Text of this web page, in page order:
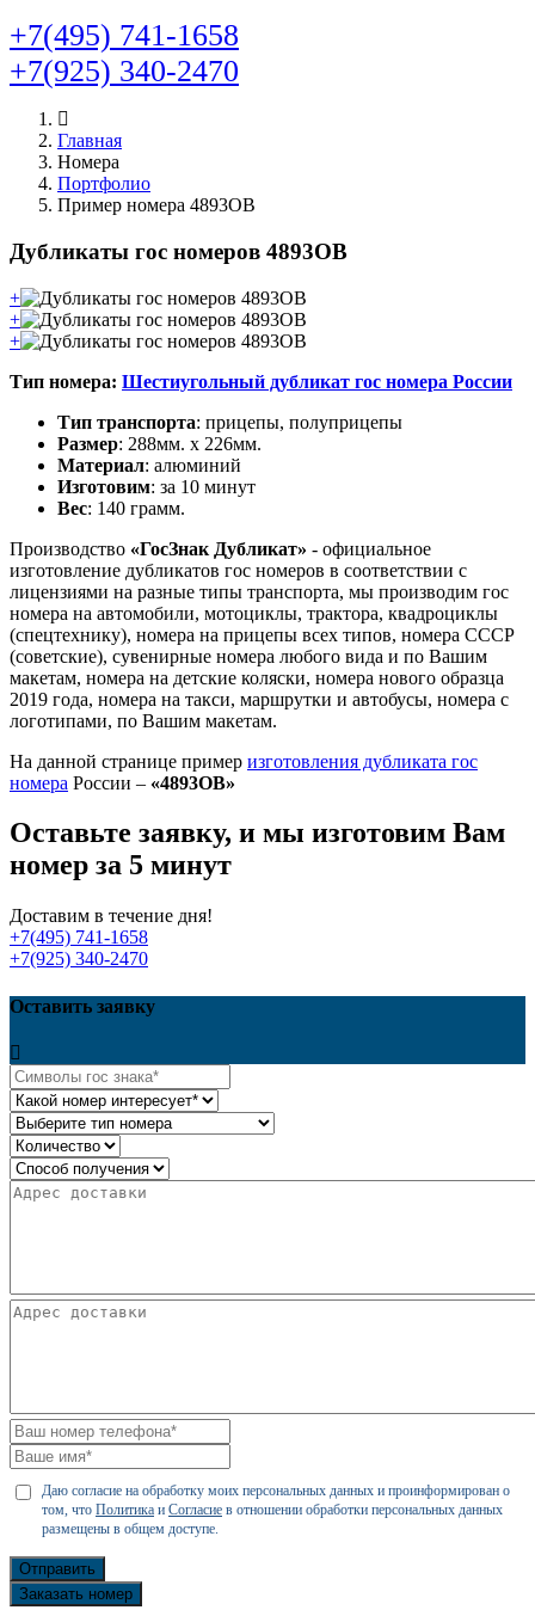
+7(495) 741-1658
+7(925) 340-2470
Главная
Номера
Портфолио
Пример номера 4893OB
Дубликаты гос номеров 4893OB
+
+
+
Тип номера: Шестиугольный дубликат гос номера России
Тип транспорта: прицепы, полуприцепы
Размер: 288мм. х 226мм.
Материал: алюминий
Изготовим: за 10 минут
Вес: 140 грамм.
Производство «ГосЗнак Дубликат» - официальное
изготовление дубликатов гос номеров в соответствии с
лицензиями на разные типы транспорта, мы производим гос
номера на автомобили, мотоциклы, трактора, квадроциклы
(спецтехнику), номера на прицепы всех типов, номера СССР
(советские), сувенирные номера любого вида и по Вашим
макетам, номера на детские коляски, номера нового образца
2019 года, номера на такси, маршрутки и автобусы, номера с
логотипами, по Вашим макетам.
На данной странице пример изготовления дубликата гос
номера России – «4893OB»
Оставьте заявку, и мы изготовим Вам
номер за 5 минут
Доставим в течение дня!
+7(495) 741-1658
+7(925) 340-2470
Оставить заявку
Даю согласие на обработку моих персональных данных и проинформирован о
том, что Политика и Согласие в отношении обработки персональных данных
размещены в общем доступе.
Отправить
Заказать номер